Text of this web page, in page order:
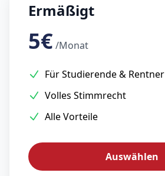
Ermäßigt
5€/Monat
Für Studierende & Rentner
Volles Stimmrecht
Alle Vorteile
Auswählen